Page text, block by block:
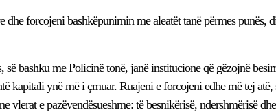
dhe forcojeni bashkëpunimin me aleatët tanë përmes punës,
së bashku me Policinë tonë, janë institucione që gëzojnë
kapitali ynë më i çmuar. Ruajeni e forcojeni edhe më tej
vlerat e pazëvendësueshme: të besnikërisë, ndershmërisë